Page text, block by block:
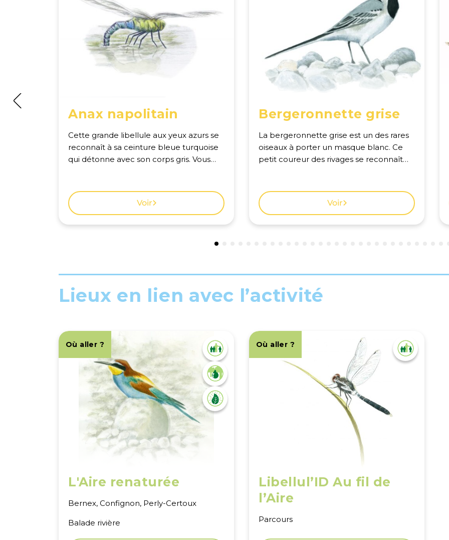
Anax napolitain
Cette grande libellule aux yeux azurs se
reconnaît à sa ceinture bleue turquoise
qui détonne avec son corps gris. Vous
novembre. Voir la carte des
observations à Genève.
Voir
Bergeronnette grise
La bergeronnette grise est un des rares
oiseaux à porter un masque blanc. Ce
petit coureur des rivages se reconnaît
autrefois le nom d'hochequeue. Voir la
carte des observations à Genève.
Voir
Lieux en lien avec l’activité
Où aller ?
L'Aire renaturée
Bernex, Confignon, Perly-Certoux
Balade rivière
Où aller ?
Libellul’ID Au fil de
l’Aire
Parcours